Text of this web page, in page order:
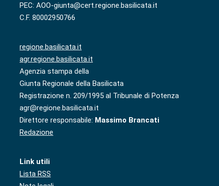
PEC: AOO-giunta@cert.regione.basilicata.it
C.F. 80002950766
regione.basilicata.it
agr.regione.basilicata.it
Agenzia stampa della
Giunta Regionale della Basilicata
Registrazione n. 209/1995 al Tribunale di Potenza
agr@regione.basilicata.it
Direttore responsabile: Massimo Brancati
Redazione
Link utili
Lista RSS